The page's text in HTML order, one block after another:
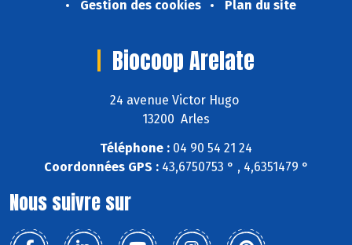
Gestion des cookies
Plan du site
Biocoop Arelate
24 avenue Victor Hugo
13200 Arles
Téléphone : 04 90 54 21 24
Coordonnées GPS :43,6750753 ° , 4,6351479 °
Nous suivre sur